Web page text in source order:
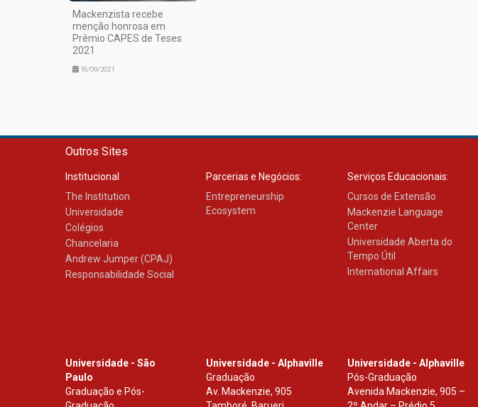
Mackenzista recebe
menção honrosa em
Prêmio CAPES de Teses
2021
16/09/2021
Outros Sites
Institucional
The Institution
Universidade
Colégios
Chancelaria
Andrew Jumper (CPAJ)
Responsabilidade Social
Parcerias e Negócios:
Entrepreneurship
Ecosystem
Serviços Educacionais:
Cursos de Extensão
Mackenzie Language
Center
Universidade Aberta do
Tempo Útil
International Affairs
Universidade - São
Paulo
Graduação e Pós-
Universidade - Alphaville
Graduação
Av. Mackenzie, 905
Universidade - Alphaville
Pós-Graduação
Avenida Mackenzie, 905 –